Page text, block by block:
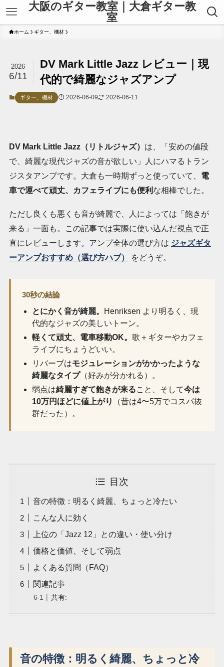
大阪のギター教室｜大倉ギター教
室
ホーム ギター、機材
DV Mark Little Jazz レビュー｜現
代的で綺麗なジャズアンプ
2026
6/11
ギター、機材 2026-06-09 2026-06-11
DV Mark Little Jazz（リトルジャズ） は、「安めの値段
で、綺麗な現代ジャズの音が欲しい」人にハマるトラン
ジスタアンプです。大倉も一時期ずっと使っていて、 電
車で運べて頑丈、カフェライブにも便利 な相棒でした。
ただし良くも悪くも音が綺麗で、人によっては「飽きが
来る」一面も。この記事では実際に使い込んだ視点で正
直にレビューします。アンプ全体の選び方は ジャズギタ
ーアンプおすすめ（選び方ハブ）
をどうぞ。
30秒の結論
とにかく音が綺麗。
Henriksen より明るく、現
代的なジャズの美しいトーン。
軽くて頑丈、電車移動OK。 歌＋ギターやカフェ
ライブにちょうどいい。
リバーブはモジュレーションがかかったような
綺麗なタイプ（好みが分かれる）。
弱点は綺麗すぎて飽きが来ること、そして今は
10万円ほどに値上がり
（昔は4〜5万でコスパ抜
群だった）。
目次
音の特徴：明るく綺麗、ちょっと冷たい
こんな人に効く
上位の「Jazz 12」との違い・使い分け
価格と価値、そして弱点
よくある質問（FAQ）
関連記事
共有:
音の特徴：明るく綺麗、ちょっと冷